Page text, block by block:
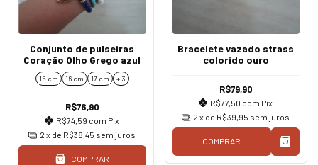
Conjunto de pulseiras
Coração Olho Grego azul
15 cm 16 cm 17 cm + 3
R$76,90
R$74,59 com Pix
2 x de R$38,45 sem juros
COMPRAR
Bracelete vazado strass
colorido ouro
R$79,90
R$77,50 com Pix
2 x de R$39,95 sem juros
COMPRAR